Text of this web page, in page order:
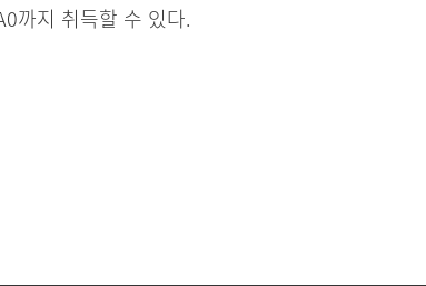
까지 취득할 수 있다.